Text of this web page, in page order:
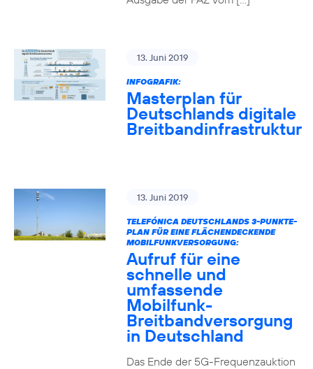
13. Juni 2019
INFOGRAFIK:
Masterplan für
Deutschlands digitale
Breitbandinfrastruktur
13. Juni 2019
TELEFÓNICA DEUTSCHLANDS 3-PUNKTE-
PLAN FÜR EINE FLÄCHENDECKENDE
MOBILFUNKVERSORGUNG:
Aufruf für eine
schnelle und
umfassende
Mobilfunk-
Breitbandversorgung
in Deutschland
Das Ende der 5G-Frequenzauktion